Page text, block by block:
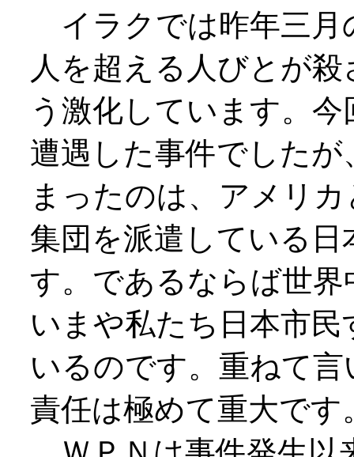
イラクでは昨年三月
人を超える人びとが
う激化しています。
遭遇した事件でした
まったのは、アメリ
集団を派遣している
す。であるならば世
いまや私たち日本市
いるのです。重ねて
責任は極めて重大です